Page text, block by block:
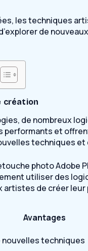
les techniques
de
création
de nombreux
performants et
techniques
photo
utiliser des
de créer
Avantages
nouvelles techniques